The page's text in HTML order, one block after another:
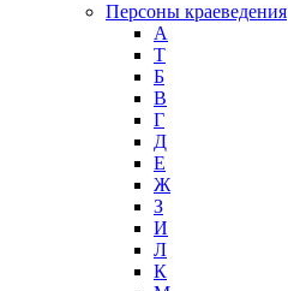
Персоны краеведения
А
T
Б
В
Г
Д
Е
Ж
З
И
Л
К